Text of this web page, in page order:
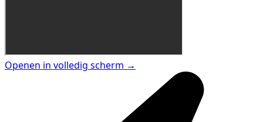
Openen in volledig scherm →